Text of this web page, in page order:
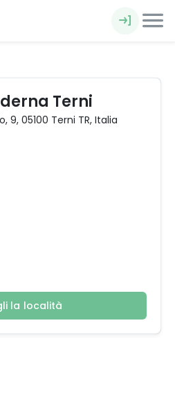
Terni
9, 05100 Terni TR, Italia
la località